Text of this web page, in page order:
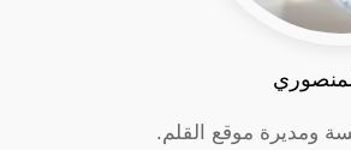
ومديرة موقع القلم.